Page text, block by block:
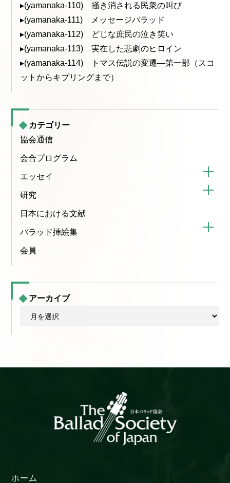
▸(yamanaka-110) 掻き消される民衆の叫び
▸(yamanaka-111) メッセージバラッド
▸(yamanaka-112) どじな庶民の泣き笑い
▸(yamanaka-113) 実在した悲劇のヒロイン
▸(yamanaka-114) トマス伝説の変遷—第一部（スコ
ットからキプリングまで）
カテゴリー
協会通信
会合プログラム
エッセイ
研究
日本における文献
バラッド挿絵集
会員
アーカイブ
ブ
ホーム